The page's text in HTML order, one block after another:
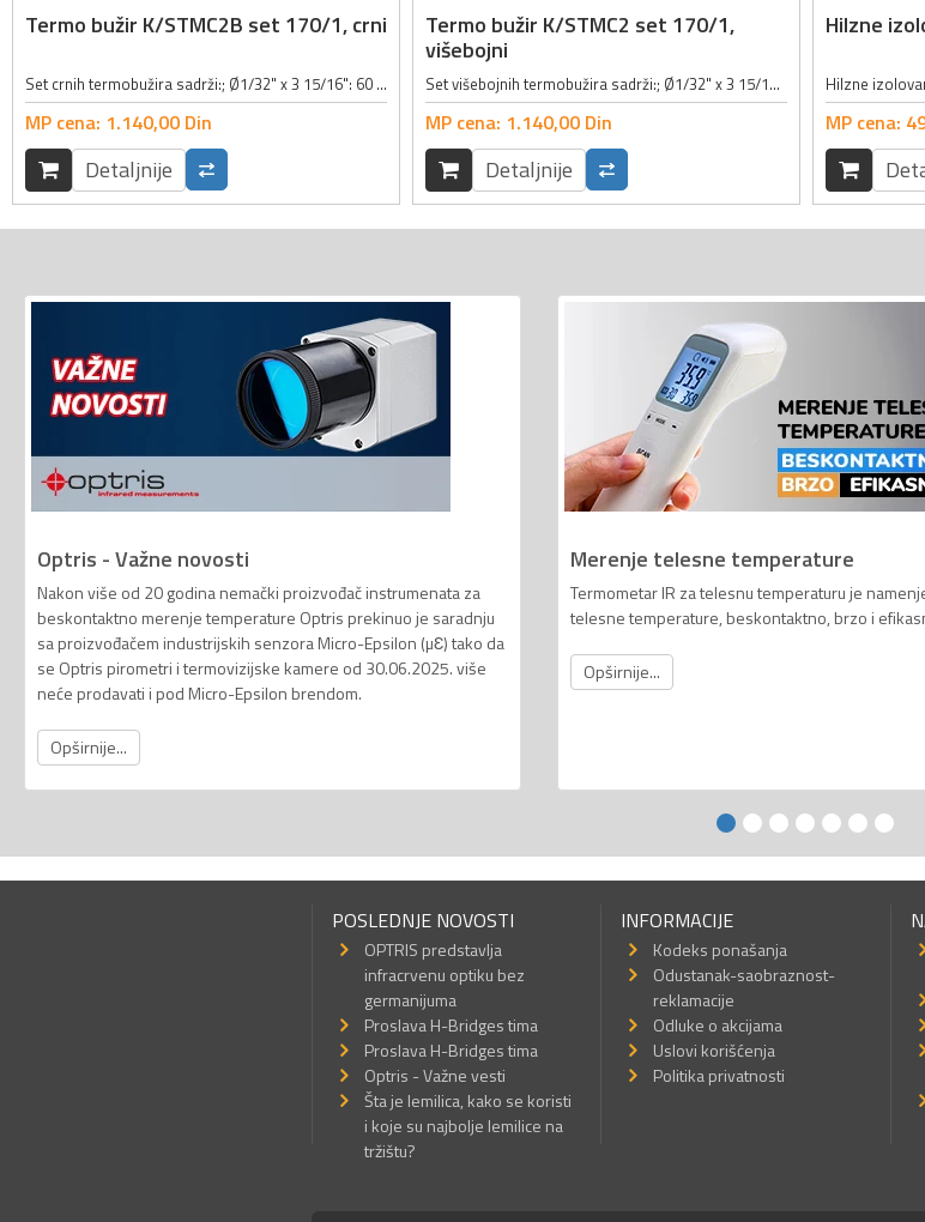
Termo bužir K/STMC2B set 170/1, crni
Set crnih termobužira sadrži:; Ø1/32" x 3 15/16": 60 kom; Ø5/64" x 3 15/16": 40 kom; Ø1/8" x 3 15/16": 30 kom; Ø11/64" x 3 15/16": 20 kom; Ø15/64" x 3 15/16": 10 kom; Ø23/64" x 3 15/16": 10 kom;
MP cena: 1.140,00 Din
Detaljnije
Termo bužir K/STMC2 set 170/1,
višebojni
Set višebojnih termobužira sadrži:; Ø1/32" x 3 15/16": 60 kom; Ø5/64" x 3 15/16": 40 kom; Ø1/8" x 3 15/16": 30 kom; Ø11/64" x 3 15/16": 20 kom; Ø15/64" x 3 15/16": 10 kom; Ø23/64" x 3 15/16": 10 kom;
MP cena: 1.140,00 Din
Detaljnije
Hilzne
MP cena:
Optris - Važne novosti
Nakon više od 20 godina nemački proizvođač instrumenata za
beskontaktno merenje temperature Optris prekinuo je saradnju
sa proizvođačem industrijskih senzora Micro-Epsilon (µƐ) tako da
se Optris pirometri i termovizijske kamere od 30.06.2025. više
neće prodavati i pod Micro-Epsilon brendom.
Opširnije...
Merenje telesne temperature
Termometar IR za telesnu temperaturu je
telesne temperature, beskontaktno, brzo i
Opširnije...
POSLEDNJE NOVOSTI
OPTRIS predstavlja
infracrvenu optiku bez
germanijuma
Proslava H-Bridges tima
Proslava H-Bridges tima
Optris - Važne vesti
Šta je lemilica, kako se koristi
i koje su najbolje lemilice na
tržištu?
INFORMACIJE
Kodeks ponašanja
Odustanak-saobraznost-
reklamacije
Odluke o akcijama
Uslovi korišćenja
Politika privatnosti